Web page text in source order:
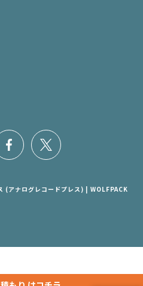
ナログレコードプレス) | WOLFPACK